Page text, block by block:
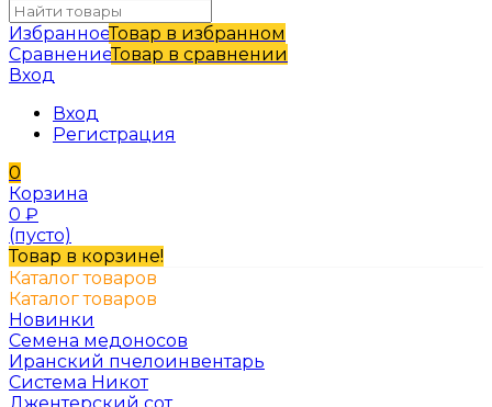
ИзбранноеТовар в избранном
СравнениеТовар в сравнении
Вход
Вход
Регистрация
0
Корзина
0 ₽
(пусто)
Товар в корзине!
Каталог товаров
Каталог товаров
Новинки
Семена медоносов
Иранский пчелоинвентарь
Система Никот